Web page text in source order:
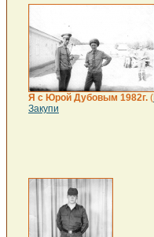
Я с Юрой Дубовым 1982г. (
Закупи